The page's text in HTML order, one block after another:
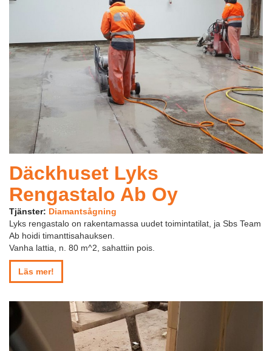
Däckhuset Lyks
Rengastalo Ab Oy
Tjänster: Diamantsågning
Lyks rengastalo on rakentamassa uudet toimintatilat, ja Sbs Team
Ab hoidi timanttisahauksen.
Vanha lattia, n. 80 m^2, sahattiin pois.
Läs mer!